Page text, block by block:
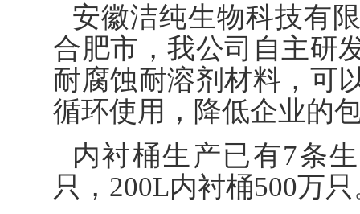
安徽洁纯生物科技有
合肥市，我公司自主研
耐腐蚀耐溶剂材料，可
循环使用，降低企业的
内衬桶生产已有7条
只，200L内衬桶500万